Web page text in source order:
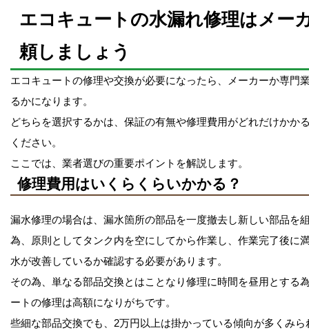
エコキュートの水漏れ修理はメー
頼しましょう
エコキュートの修理や交換が必要になったら、メーカーか専門
るかになります。
どちらを選択するかは、保証の有無や修理費用がどれだけかか
ください。
ここでは、業者選びの重要ポイントを解説します。
修理費用はいくらくらいかかる？
漏水修理の場合は、漏水箇所の部品を一度撤去し新しい部品を
為、原則としてタンク内を空にしてから作業し、作業完了後に
水が改善しているか確認する必要があります。
その為、単なる部品交換とはことなり修理に時間を昼用とする
ートの修理は高額になりがちです。
些細な部品交換でも、2万円以上は掛かっている傾向が多くみら